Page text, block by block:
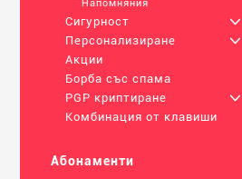
Напомняния
Сигурност
+
Персонализиране
+
Акции
Борба със спама
PGP криптиране
+
Комбинация от клавиши
Абонаменти